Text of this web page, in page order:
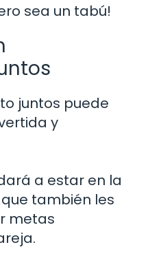
sea un tabú!
juntos puede
y
a estar en la
también les
metas